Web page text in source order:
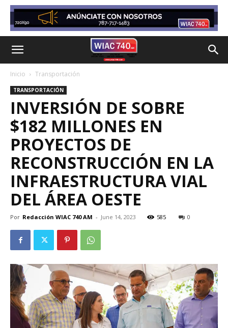
Inicio Transportación
TRANSPORTACIÓN
INVERSIÓN DE SOBRE
$182 MILLONES EN
PROYECTOS DE
RECONSTRUCCIÓN EN LA
INFRAESTRUCTURA VIAL
DEL ÁREA OESTE
Por Redacción WIAC 740 AM - June 14, 2023 585 0